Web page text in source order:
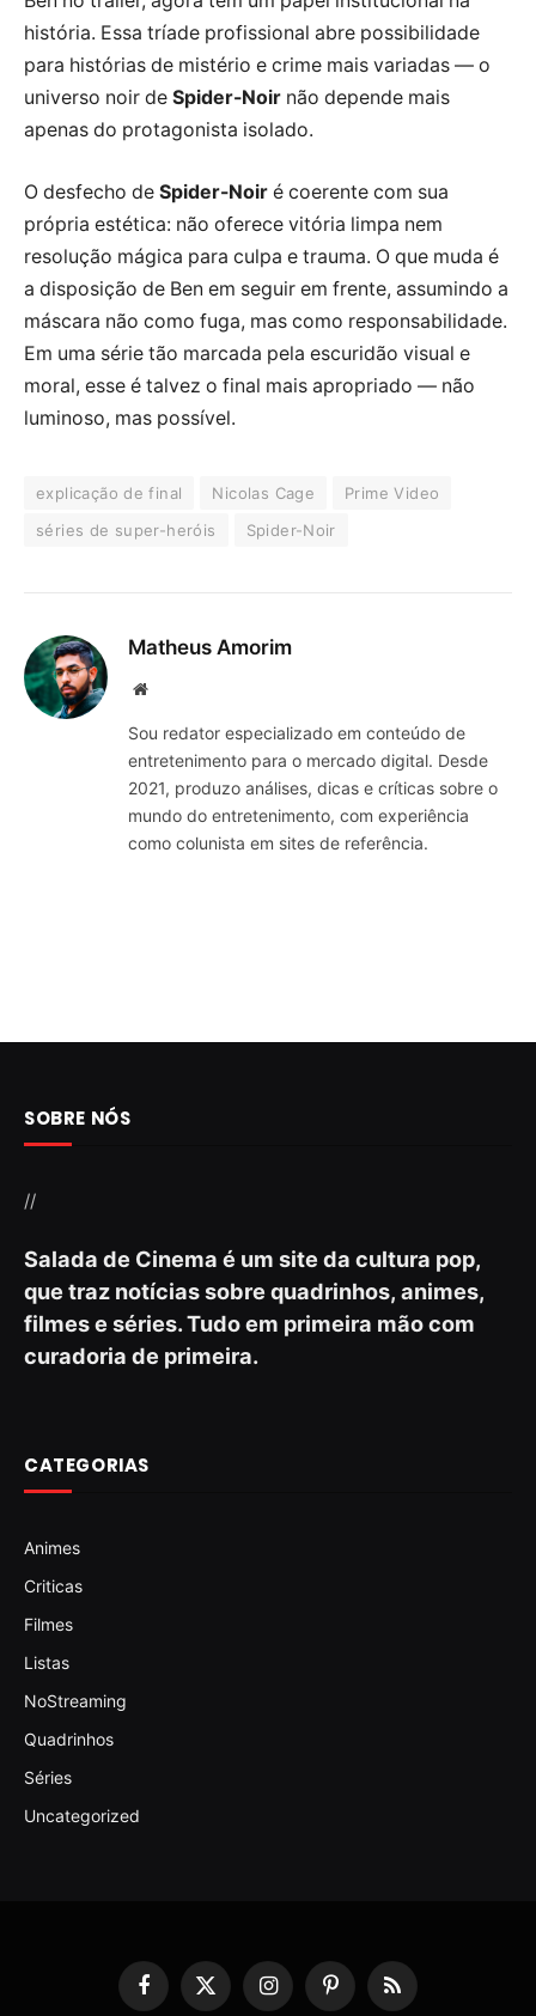
história. Essa tríade profissional abre possibilidade
para histórias de mistério e crime mais variadas — o
universo noir de Spider-Noir não depende mais
apenas do protagonista isolado.
O desfecho de Spider-Noir é coerente com sua
própria estética: não oferece vitória limpa nem
resolução mágica para culpa e trauma. O que muda é
a disposição de Ben em seguir em frente, assumindo a
máscara não como fuga, mas como responsabilidade.
Em uma série tão marcada pela escuridão visual e
moral, esse é talvez o final mais apropriado — não
luminoso, mas possível.
explicação de final Nicolas Cage
Prime Video
séries de super-heróis
Spider-Noir
Matheus Amorim
Website
Sou redator especializado em conteúdo de
entretenimento para o mercado digital. Desde
2021, produzo análises, dicas e críticas sobre o
mundo do entretenimento, com experiência
como colunista em sites de referência.
SOBRE NÓS
//
Salada de Cinema é um site da cultura pop,
que traz notícias sobre quadrinhos, animes,
filmes e séries. Tudo em primeira mão com
curadoria de primeira.
CATEGORIAS
Animes
Criticas
Filmes
Listas
NoStreaming
Quadrinhos
Séries
Uncategorized
Facebook
X
InstagramPinterestRSS